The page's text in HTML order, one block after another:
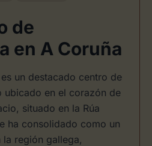
de
en A Coruña
es un destacado centro de
ubicado en el corazón de
situado en la Rúa
ha consolidado como un
región gallega,